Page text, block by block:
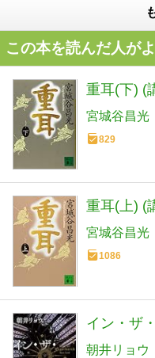
この本を読んだ人が
重耳(下) (
宮城谷昌光
829
重耳(上) (
宮城谷昌光
1086
イン・ザ
朝井リョウ